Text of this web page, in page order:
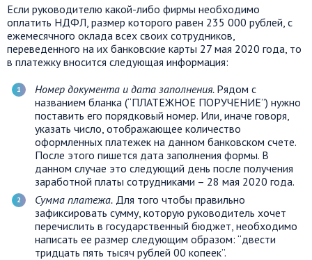
Если руководителю какой-либо фирмы необходимо
оплатить НДФЛ, размер которого равен 235 000 рублей, с
ежемесячного оклада всех своих сотрудников,
переведенного на их банковские карты 27 мая 2020 года, то
в платежку вносится следующая информация:
Номер документа и дата заполнения. Рядом с
названием бланка (“ПЛАТЕЖНОЕ ПОРУЧЕНИЕ”) нужно
поставить его порядковый номер. Или, иначе говоря,
указать число, отображающее количество
оформленных платежек на данном банковском счете.
После этого пишется дата заполнения формы. В
данном случае это следующий день после получения
заработной платы сотрудниками – 28 мая 2020 года.
Сумма платежа. Для того чтобы правильно
зафиксировать сумму, которую руководитель хочет
перечислить в государственный бюджет, необходимо
написать ее размер следующим образом: “двести
тридцать пять тысяч рублей 00 копеек”.